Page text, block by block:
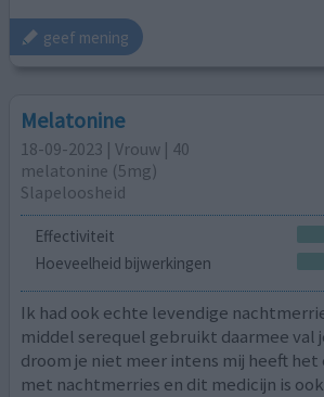
geef mening
Melatonine
18-09-2023 | Vrouw | 40
melatonine (5mg)
Slapeloosheid
Effectiviteit
Hoeveelheid bijwerkingen
Ik had ook echte levendige
middel serequel gebruikt daarmee val
droom je niet meer intens mij heeft
met nachtmerries en dit medicijn is